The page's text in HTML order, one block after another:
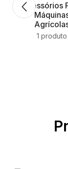
Acessórios
1 produto